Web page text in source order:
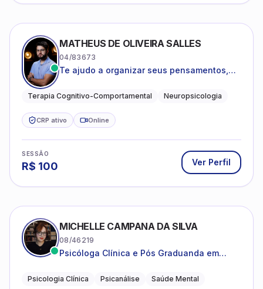
MATHEUS DE OLIVEIRA SALLES
04/83673
Te ajudo a organizar seus pensamentos,
clareza e sentido, com uma terapia
Terapia Cognitivo-Comportamental Neuropsicologia
CRP ativo Online
SESSÃO
R$ 100 Ver Perfil
MICHELLE CAMPANA DA SILVA
08/46219
Psicóloga Clínica e Pós Graduanda em
Psicologia Clínica Psicanálise Saúde Mental